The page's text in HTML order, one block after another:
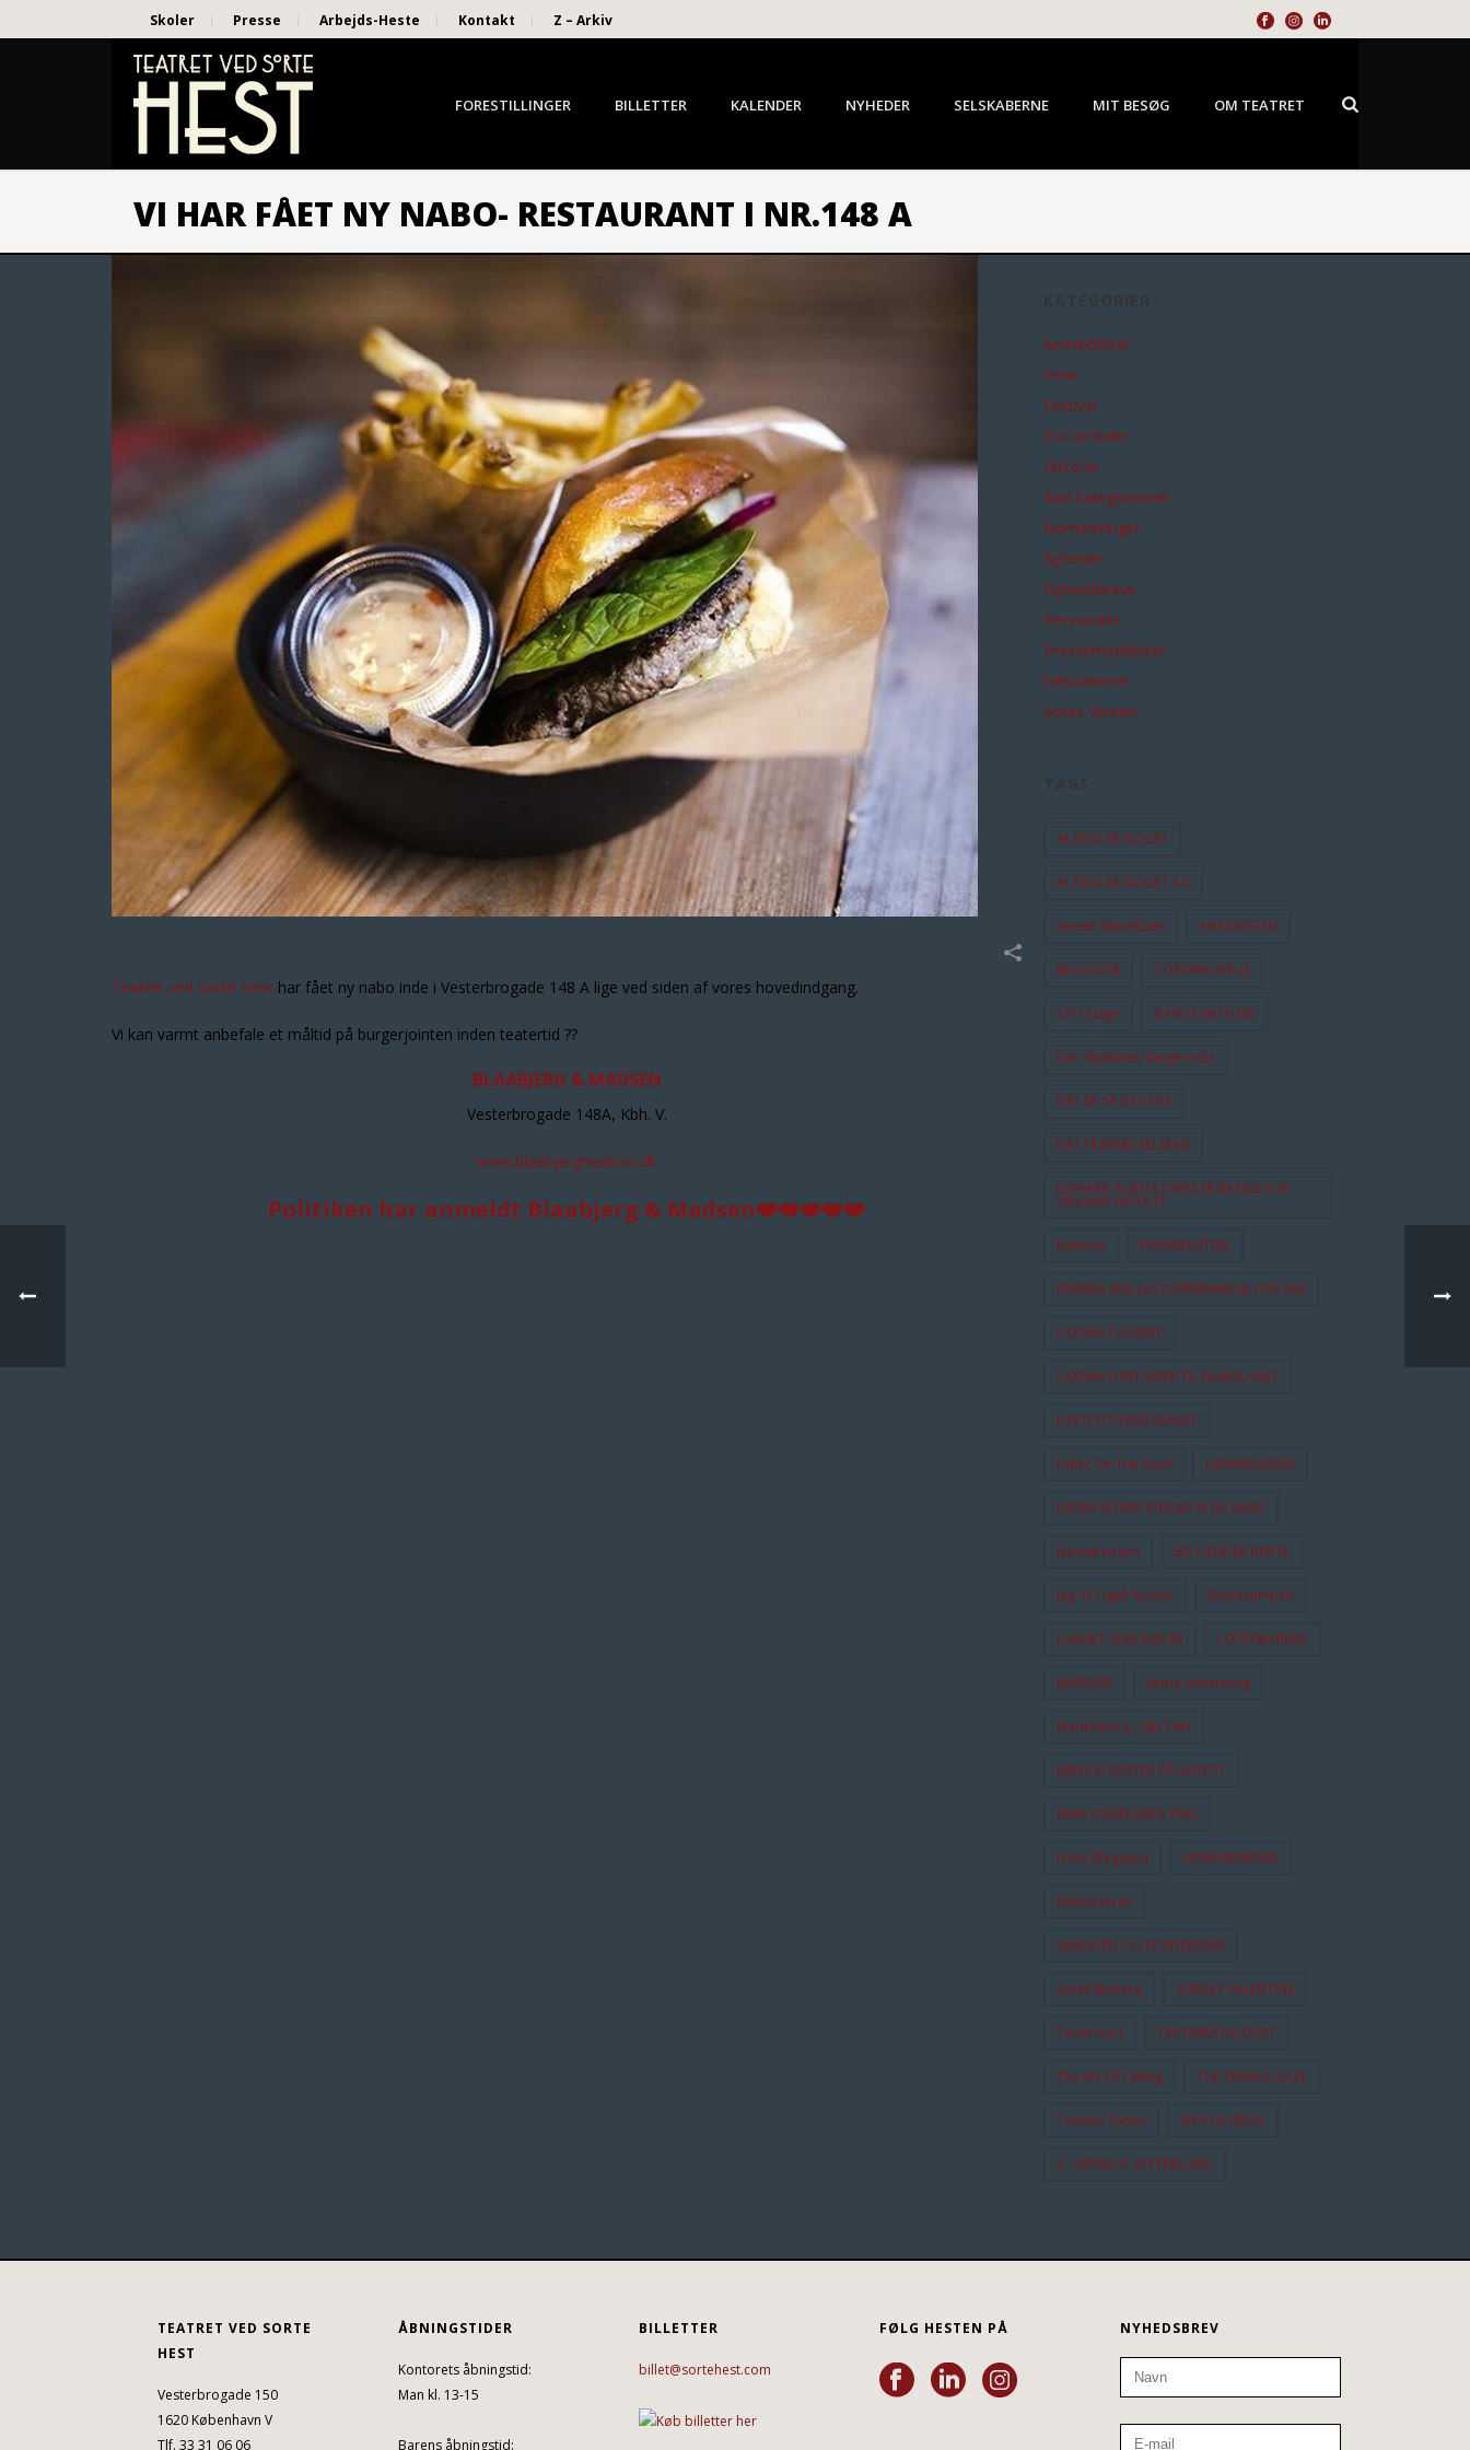
Skoler Presse Arbejds-Heste Kontakt Z – Arkiv
FORESTILLINGER BILLETTER KALENDER NYHEDER SELSKABERNE MIT BESØG OM TEATRET
VI HAR FÅET NY NABO- RESTAURANT I NR.148 A
Teatret ved Sorte Hest har fået ny nabo inde i Vesterbrogade 148 A lige ved siden af vores hovedindgang.
Vi kan varmt anbefale et måltid på burgerjointen inden teatertid ??
BLAABJERG & MADSEN
Vesterbrogade 148A, Kbh. V.
www.blaabjergmadsen.dk
Politiken har anmeldt Blaabjerg & Madsen❤️❤️❤️❤️❤️
Anmeldelser
Ferie
Festival
For-omtaler
Historie
Ikke kategoriseret
Nomineringer
Nyheder
Nyhedsbreve
Personalet
Pressemeddelser
Selskaberne
Vores Venner
ALTING ER NOGET
ALTING ER NOGET 2.0
Anette Støvelbæk ANKOMSTEN
BEAUVOIR CORONA-VIRUS
CPH Stage DANCE WITH ME
Den Skaldede Sangerinde
DET ER SÅ DET NYE
DET FILMISKE SELSKAB
EDWARD ALBEES HVEM ER BANGE FOR
VIRGINIA WOOLF?
Enetime FRANKENSTEIN
FRØKEN SMILLAS FORNEMMELSE FOR SNE
GODNAT ALBERT
GODNATHISTORIER TIL NABOLAGET
HESTESTOLESELSKABET
Hitler On The Roof HJERNEKASSEN
INDEN VI DØR SYNGER VI EN SANG
Jantedrengen JEG HEDDER BENTE
Jeg Vil Også Kysses Kussesumpen
LANDET SOM IKKE ER LOPPEMARKED
MAIREAD Maria Vinterberg
Marienborg - NEJ TAK!
MENS VI VENTER PÅ GODOT
MINE FORÆLDRES TING
Niels Ellegaard NOMINERINGER
Nyhedsbrev
SANDHED OG KONSEKVENS
Sarah Boberg SHIRLEY VALENTINE
Tarok-Kort TEATERKATALOGET
The Art Of Falling THE FEMALE GAZE
Torben Toben VIVA LA FRIDA
Z - MONICA ZETTERLUND
TEATRET VED SORTE
HEST
Vesterbrogade 150
1620 København V
Tlf. 33 31 06 06
ÅBNINGSTIDER
Kontorets åbningstid:
Man kl. 13-15
Barens åbningstid:
BILLETTER
billet@sortehest.com
FØLG HESTEN PÅ NYHEDSBREV